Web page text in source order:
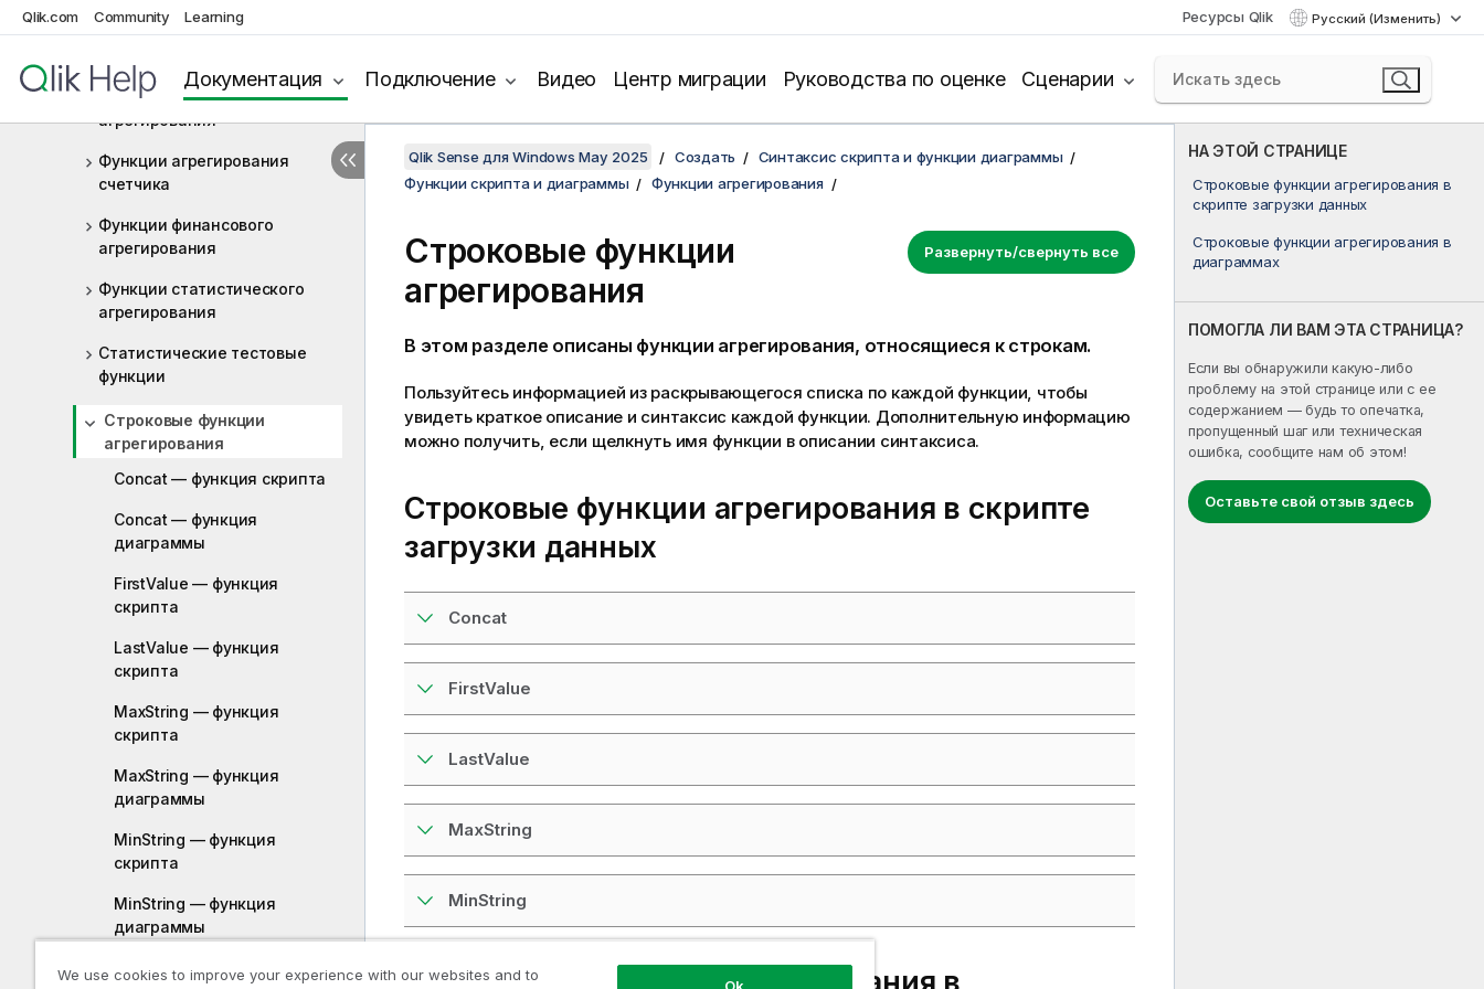
Qlik.com Community Learning Ресурсы Qlik Русский (Изменить)
Документация Подключение Видео Центр миграции Руководства по оценке Сценарии
Функции скрипта и диаграммы
Функции агрегирования
Базовые функции
агрегирования
Функции агрегирования
счетчика
Функции финансового
агрегирования
Функции статистического
агрегирования
Статистические тестовые
функции
Строковые функции
агрегирования
Concat — функция скрипта
Concat — функция
диаграммы
FirstValue — функция
скрипта
LastValue — функция
скрипта
MaxString — функция
скрипта
MaxString — функция
диаграммы
MinString — функция
скрипта
MinString — функция
диаграммы
Функции синтетических
НА ЭТОЙ СТРАНИЦЕ
Строковые функции агрегирования в
скрипте загрузки данных
Строковые функции агрегирования в
диаграммах
ПОМОГЛА ЛИ ВАМ ЭТА СТРАНИЦА?
Если вы обнаружили какую-либо
проблему на этой странице или с ее
содержанием — будь то опечатка,
пропущенный шаг или техническая
ошибка, сообщите нам об этом!
Оставьте свой отзыв здесь
Qlik Sense для Windows May 2025 Создать
Синтаксис скрипта и функции диаграммы
Функции скрипта и диаграммы
Функции агрегирования
Развернуть/свернуть все
Строковые функции
агрегирования
В этом разделе описаны функции агрегирования, относящиеся к строкам.
Пользуйтесь информацией из раскрывающегося списка по каждой функции, чтобы
увидеть краткое описание и синтаксис каждой функции. Дополнительную информацию
можно получить, если щелкнуть имя функции в описании синтаксиса.
Строковые функции агрегирования в скрипте
загрузки данных
Concat
FirstValue
LastValue
MaxString
MinString
Строковые функции агрегирования в
We use cookies to improve your experience with our websites and to